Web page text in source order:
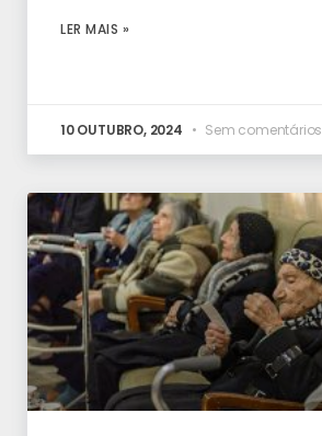
LER MAIS »
10 OUTUBRO, 2024 Sem comentários